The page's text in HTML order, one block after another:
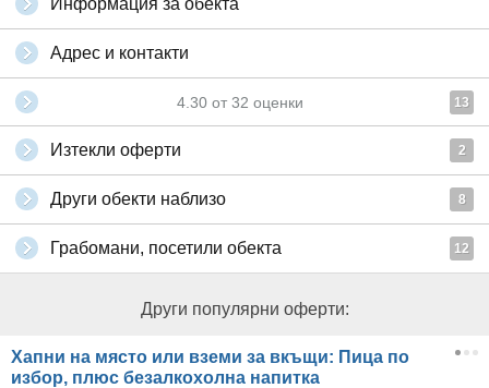
Информация за обекта
Адрес и контакти
4.30 от 32 оценки 13
Изтекли оферти 2
Други обекти наблизо 8
Грабомани, посетили обекта 12
Други популярни оферти:
Хапни на място или вземи за вкъщи: Пица по
избор, плюс безалкохолна напитка